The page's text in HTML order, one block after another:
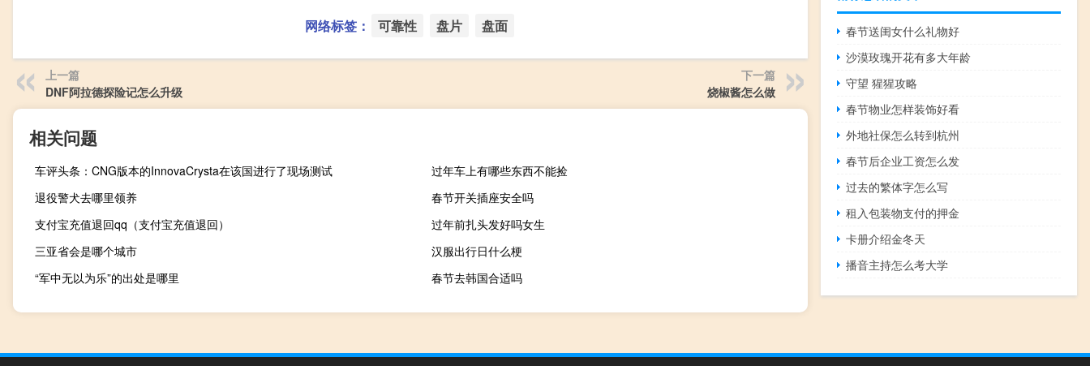
网络标签： 可靠性 盘片 盘面
上一篇
DNF阿拉德探险记怎么升级
下一篇
烧椒酱怎么做
相关问题
车评头条：CNG版本的InnovaCrysta在该国进行了现场测试
过年车上有哪些东西不能捡
退役警犬去哪里领养
春节开关插座安全吗
支付宝充值退回qq（支付宝充值退回）
过年前扎头发好吗女生
三亚省会是哪个城市
汉服出行日什么梗
“军中无以为乐”的出处是哪里
春节去韩国合适吗
春节送闺女什么礼物好
沙漠玫瑰开花有多大年龄
守望 猩猩攻略
春节物业怎样装饰好看
外地社保怎么转到杭州
春节后企业工资怎么发
过去的繁体字怎么写
租入包装物支付的押金
卡册介绍金冬天
播音主持怎么考大学